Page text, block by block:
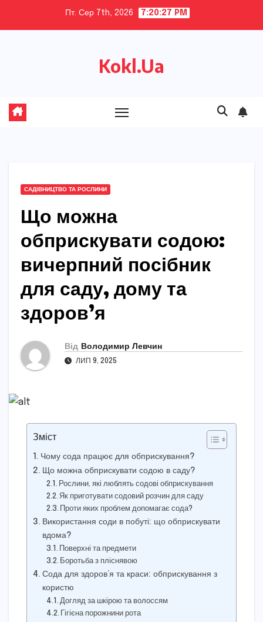
Пт. Сер 7th, 2026 7:20:28 PM
Kokl.Ua
САДІВНИЦТВО ТА РОСЛИНИ
Що можна
обприскувати содою:
вичерпний посібник
для саду, дому та
здоров’я
Від Володимир Левчин
ЛИП 9, 2025
Зміст
Чому сода працює для обприскування?
Що можна обприскувати содою в саду?
Рослини, які люблять содові обприскування
Як приготувати содовий розчин для саду
Проти яких проблем допомагає сода?
Використання соди в побуті: що обприскувати
вдома?
Поверхні та предмети
Боротьба з пліснявою
Сода для здоров’я та краси: обприскування з
користю
Догляд за шкірою та волоссям
Гігієна порожнини рота